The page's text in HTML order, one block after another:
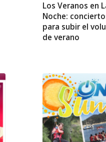
Los Veranos en
Noche:
para subir el
de verano